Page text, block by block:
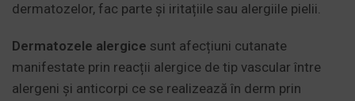
dermatozelor, fac parte și iritațiile sau alergiile pielii.
Dermatozele alergice sunt afecțiuni cutanate
manifestate prin reacții alergice de tip vascular între
alergeni și anticorpi ce se realizează în derm prin